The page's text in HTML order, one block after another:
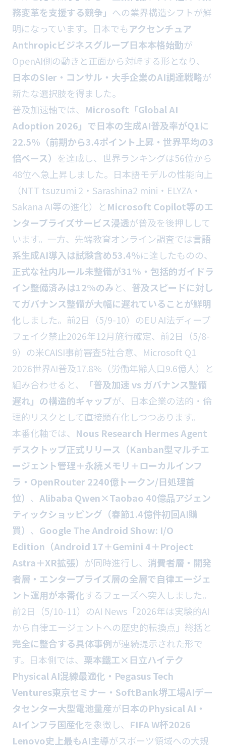
務変革を支援する競争」 への業界構造シフトが鮮
明になっています。日本でもアクセンチュア
Anthropicビジネスグループ日本本格始動が
OpenAI側の動きと正面から対峙する形となり、
日本のSIer・コンサル・大手企業のAI調達戦略が
新たな選択肢を得ました。
普及加速軸では、 Microsoft「Global AI
Adoption 2026」で日本の生成AI普及率がQ1に
22.5%（前期から3.4ポイント上昇・世界平均の3
倍ペース） を達成し、世界ランキングは56位から
48位へ急上昇しました。日本語モデルの性能向上
（NTT tsuzumi 2・Sarashina2 mini・ELYZA・
Sakana AI等の進化）とMicrosoft Copilot等のエ
ンタープライズサービス浸透が普及を後押しして
います。一方、先端教育オンライン調査では言語
系生成AI導入は試験含め53.4%に達したものの、
正式な社内ルール未整備が31%・包括的ガイドラ
イン整備済みは12%のみと、 普及スピードに対し
てガバナンス整備が大幅に遅れていることが鮮明
化しました。前2日（5/9-10）のEU AI法ディープ
フェイク禁止2026年12月施行確定、前2日（5/8-
9）の米CAISI事前審査5社合意、Microsoft Q1
2026世界AI普及17.8%（労働年齢人口9.6億人）と
組み合わせると、
「普及加速 vs ガバナンス整備
遅れ」の構造的ギャップが、日本企業の法的・倫
理的リスクとして直接顕在化しつつあります。
本番化軸では、 Nous Research Hermes Agent
デスクトップ正式リリース（Kanban型マルチエ
ージェント管理＋永続メモリ＋ローカルインフ
ラ・OpenRouter 2240億トークン/日処理首
位） 、 Alibaba Qwen×Taobao 40億品アジェン
ティックショッピング（春節1.4億件初回AI購
買） 、 Google The Android Show: I/O
Edition（Android 17＋Gemini 4＋Project
Astra＋XR拡張） が同時進行し、 消費者層・開発
者層・エンタープライズ層の全層で自律エージェ
ント運用が本番化するフェーズへ突入しました。
前2日（5/10-11）のAI News「2026年は実験的AI
から自律エージェントへの歴史的転換点」総括と
完全に整合する具体事例が連続提示された形で
す。日本側では、 栗本鐵工×日立ハイテク
Physical AI混練最適化・Pegasus Tech
Ventures東京セミナー・SoftBank堺工場AIデー
タセンター大型電池量産が日本のPhysical AI・
AIインフラ国産化を象徴し、 FIFA W杯2026
Lenovo史上最もAI主導がスポーツ領域への大規